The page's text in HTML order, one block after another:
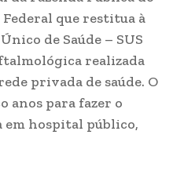
que restitua à
de Saúde – SUS
realizada
privada de saúde. O
anos para fazer o
hospital público,